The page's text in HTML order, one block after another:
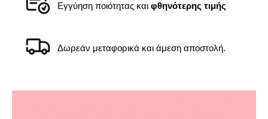
Εγγύηση ποιότητας και φθηνότερης τιμής
Δωρεάν μεταφορικά και άμεση αποστολή.